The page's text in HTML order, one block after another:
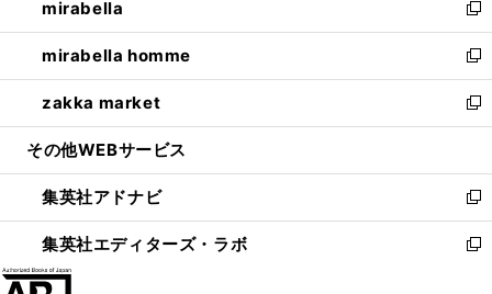
く
で
開
く
ド
ウ
で
開
く
ィ
ン
ド
ウ
で
開
い
ウ
ィ
ン
ド
ウ
開
く
mirabella
新
し
い
ウ
ィ
ン
ウ
で
開
く
mirabella homme
新
し
い
ウ
ン
ド
ウ
で
zakka market
新
し
ウ
ィ
ン
ド
その他WEBサービス
集英社アドナビ
新
し
い
集英社エディターズ・ラボ
新